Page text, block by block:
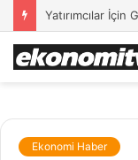
Yatırımcılar İçin
Ekonomi Haber